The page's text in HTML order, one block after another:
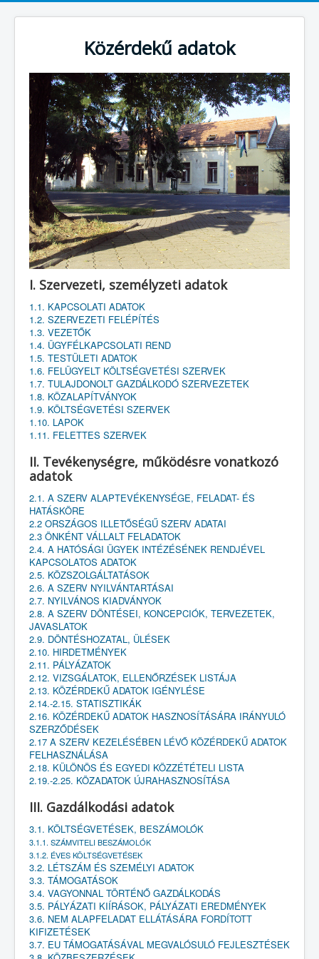
Közérdekű adatok
I. Szervezeti, személyzeti adatok
1.1. KAPCSOLATI ADATOK
1.2. SZERVEZETI FELÉPÍTÉS
1.3. VEZETŐK
1.4. ÜGYFÉLKAPCSOLATI REND
1.5. TESTÜLETI ADATOK
1.6. FELÜGYELT KÖLTSÉGVETÉSI SZERVEK
1.7. TULAJDONOLT GAZDÁLKODÓ SZERVEZETEK
1.8. KÖZALAPÍTVÁNYOK
1.9. KÖLTSÉGVETÉSI SZERVEK
1.10. LAPOK
1.11. FELETTES SZERVEK
II. Tevékenységre, működésre vonatkozó
adatok
2.1. A SZERV ALAPTEVÉKENYSÉGE, FELADAT- ÉS
HATÁSKÖRE
2.2 ORSZÁGOS ILLETŐSÉGŰ SZERV ADATAI
2.3 ÖNKÉNT VÁLLALT FELADATOK
2.4. A HATÓSÁGI ÜGYEK INTÉZÉSÉNEK RENDJÉVEL
KAPCSOLATOS ADATOK
2.5. KÖZSZOLGÁLTATÁSOK
2.6. A SZERV NYILVÁNTARTÁSAI
2.7. NYILVÁNOS KIADVÁNYOK
2.8. A SZERV DÖNTÉSEI, KONCEPCIÓK, TERVEZETEK,
JAVASLATOK
2.9. DÖNTÉSHOZATAL, ÜLÉSEK
2.10. HIRDETMÉNYEK
2.11. PÁLYÁZATOK
2.12. VIZSGÁLATOK, ELLENŐRZÉSEK LISTÁJA
2.13. KÖZÉRDEKŰ ADATOK IGÉNYLÉSE
2.14.-2.15. STATISZTIKÁK
2.16. KÖZÉRDEKŰ ADATOK HASZNOSÍTÁSÁRA IRÁNYULÓ
SZERZŐDÉSEK
2.17 A SZERV KEZELÉSÉBEN LÉVŐ KÖZÉRDEKŰ ADATOK
FELHASZNÁLÁSA
2.18. KÜLÖNÖS ÉS EGYEDI KÖZZÉTÉTELI LISTA
2.19.-2.25. KÖZADATOK ÚJRAHASZNOSÍTÁSA
III. Gazdálkodási adatok
3.1. KÖLTSÉGVETÉSEK, BESZÁMOLÓK
3.1.1. SZÁMVITELI BESZÁMOLÓK
3.1.2. ÉVES KÖLTSÉGVETÉSEK
3.2. LÉTSZÁM ÉS SZEMÉLYI ADATOK
3.3. TÁMOGATÁSOK
3.4. VAGYONNAL TÖRTÉNŐ GAZDÁLKODÁS
3.5. PÁLYÁZATI KIÍRÁSOK, PÁLYÁZATI EREDMÉNYEK
3.6. NEM ALAPFELADAT ELLÁTÁSÁRA FORDÍTOTT
KIFIZETÉSEK
3.7. EU TÁMOGATÁSÁVAL MEGVALÓSULÓ FEJLESZTÉSEK